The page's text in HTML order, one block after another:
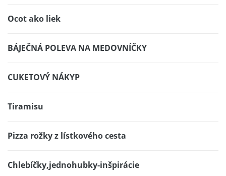
Ocot ako liek
BÁJEČNÁ POLEVA NA MEDOVNÍČKY
CUKETOVÝ NÁKYP
Tiramisu
Pizza rožky z lístkového cesta
Chlebíčky,jednohubky-inšpirácie